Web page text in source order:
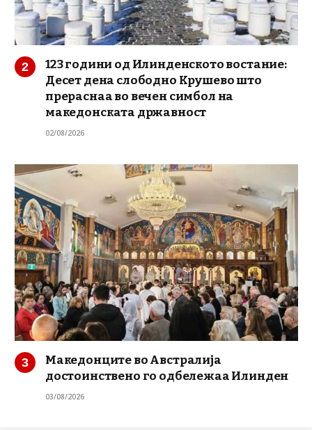
123 години од Илинденското востание:
Десет дена слободно Крушево што
прераснаа во вечен симбол на
македонската државност
02/08/2026
Македонците во Австралија
достоинствено го одбележаа Илинден
03/08/2026